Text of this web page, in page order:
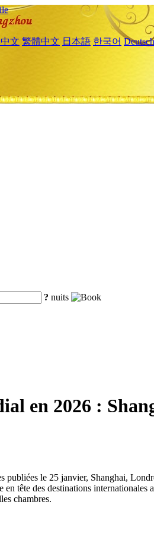
文 繁體中文 日本語 한국어 Deutsch
? nuits
en 2026 :
publiées le 25 janvier, Shanghai,
tête des destinations
chambres.